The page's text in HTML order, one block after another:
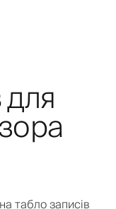
табло записів